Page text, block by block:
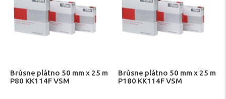
Brúsne plátno 50 mm x 25 m
P80 KK114F VSM
Brúsne plátno 50 mm x 25 m
P180 KK114F VSM